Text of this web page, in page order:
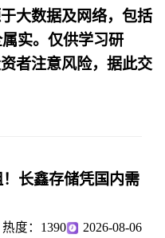
大数据及网络，包括
实。仅供学习研
者注意风险，据此交
长鑫存储凭国内需
热度：1390 2026-08-06